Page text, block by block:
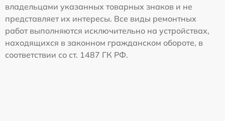
владельцами указанных товарных знаков и не
представляет их интересы. Все виды ремонтных
работ выполняются исключительно на устройствах,
находящихся в законном гражданском обороте, в
соответствии со ст. 1487 ГК РФ.